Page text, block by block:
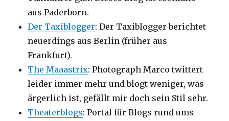
aus Paderborn.
Der Taxiblogger: Der Taxiblogger berichtet
neuerdings aus Berlin (früher aus
Frankfurt).
The Maaastrix: Photograph Marco twittert
leider immer mehr und blogt weniger, was
ärgerlich ist, gefällt mir doch sein Stil sehr.
Theaterblogs: Portal für Blogs rund ums